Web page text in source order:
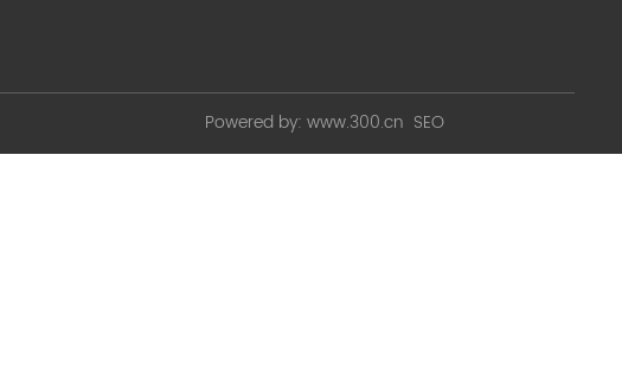
Powered by:www.300.cn SEO